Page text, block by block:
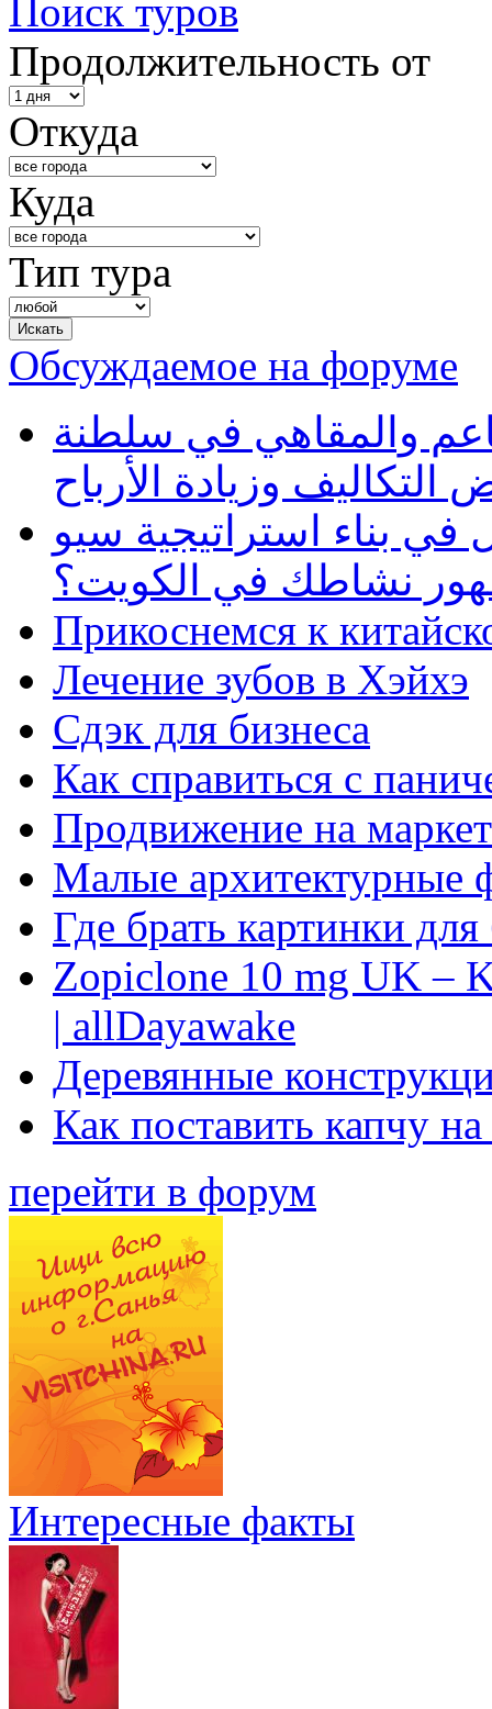
Поиск туров
Продолжительность от
Откуда
Куда
Тип тура
Обсуждаемое на форуме
والمقاهي في سلطنة
وزيادة الأرباح
بناء استراتيجية سيو
نشاطك في الكويت؟
Прикоснемся к
Лечение зубов в Хэйхэ
Сдэк для бизнеса
Как справиться с
Продвижение на
Малые архитектурные
Где брать картинки
Zopiclone 10 mg UK –
| allDayawake
Деревянные
Как поставить капчу
перейти в форум
Интересные факты